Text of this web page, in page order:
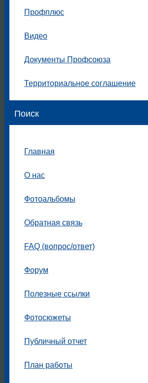
Профплюс
Видео
Документы Профсоюза
Территориальное соглашение
Поиск
Главная
О нас
Фотоальбомы
Обратная связь
FAQ (вопрос/ответ)
Форум
Полезные ссылки
Фотосюжеты
Публичный отчет
План работы